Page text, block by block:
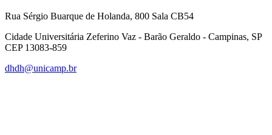
Rua Sérgio Buarque de Holanda, 800 Sala CB54
Cidade Universitária Zeferino Vaz - Barão Geraldo - Campinas, SP
CEP 13083-859
dhdh@unicamp.br